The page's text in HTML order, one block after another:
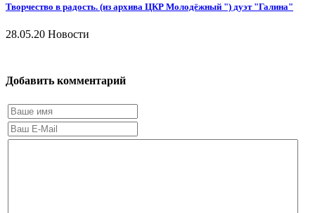
Творчество в радость. (из архива ЦКР Молодёжный ") дуэт "Галина"
28.05.20 Новости
Добавить комментарий